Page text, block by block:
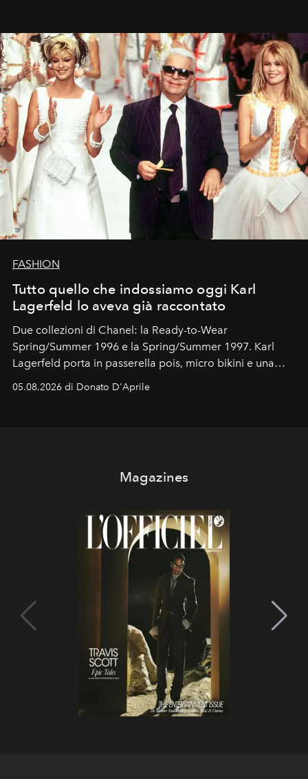
FASHION
Tutto quello che indossiamo oggi Karl
Lagerfeld lo aveva già raccontato
Due collezioni di Chanel: la Ready-to-Wear
Spring/Summer 1996 e la Spring/Summer 1997. Karl
Lagerfeld porta in passerella pois, micro bikini e una
logomania pensata per la spiaggia
Kate, Claudia e Carla una dietro l'altra. Trent'anni dopo,
05.08.2026 di Donato D'Aprile
Magazines